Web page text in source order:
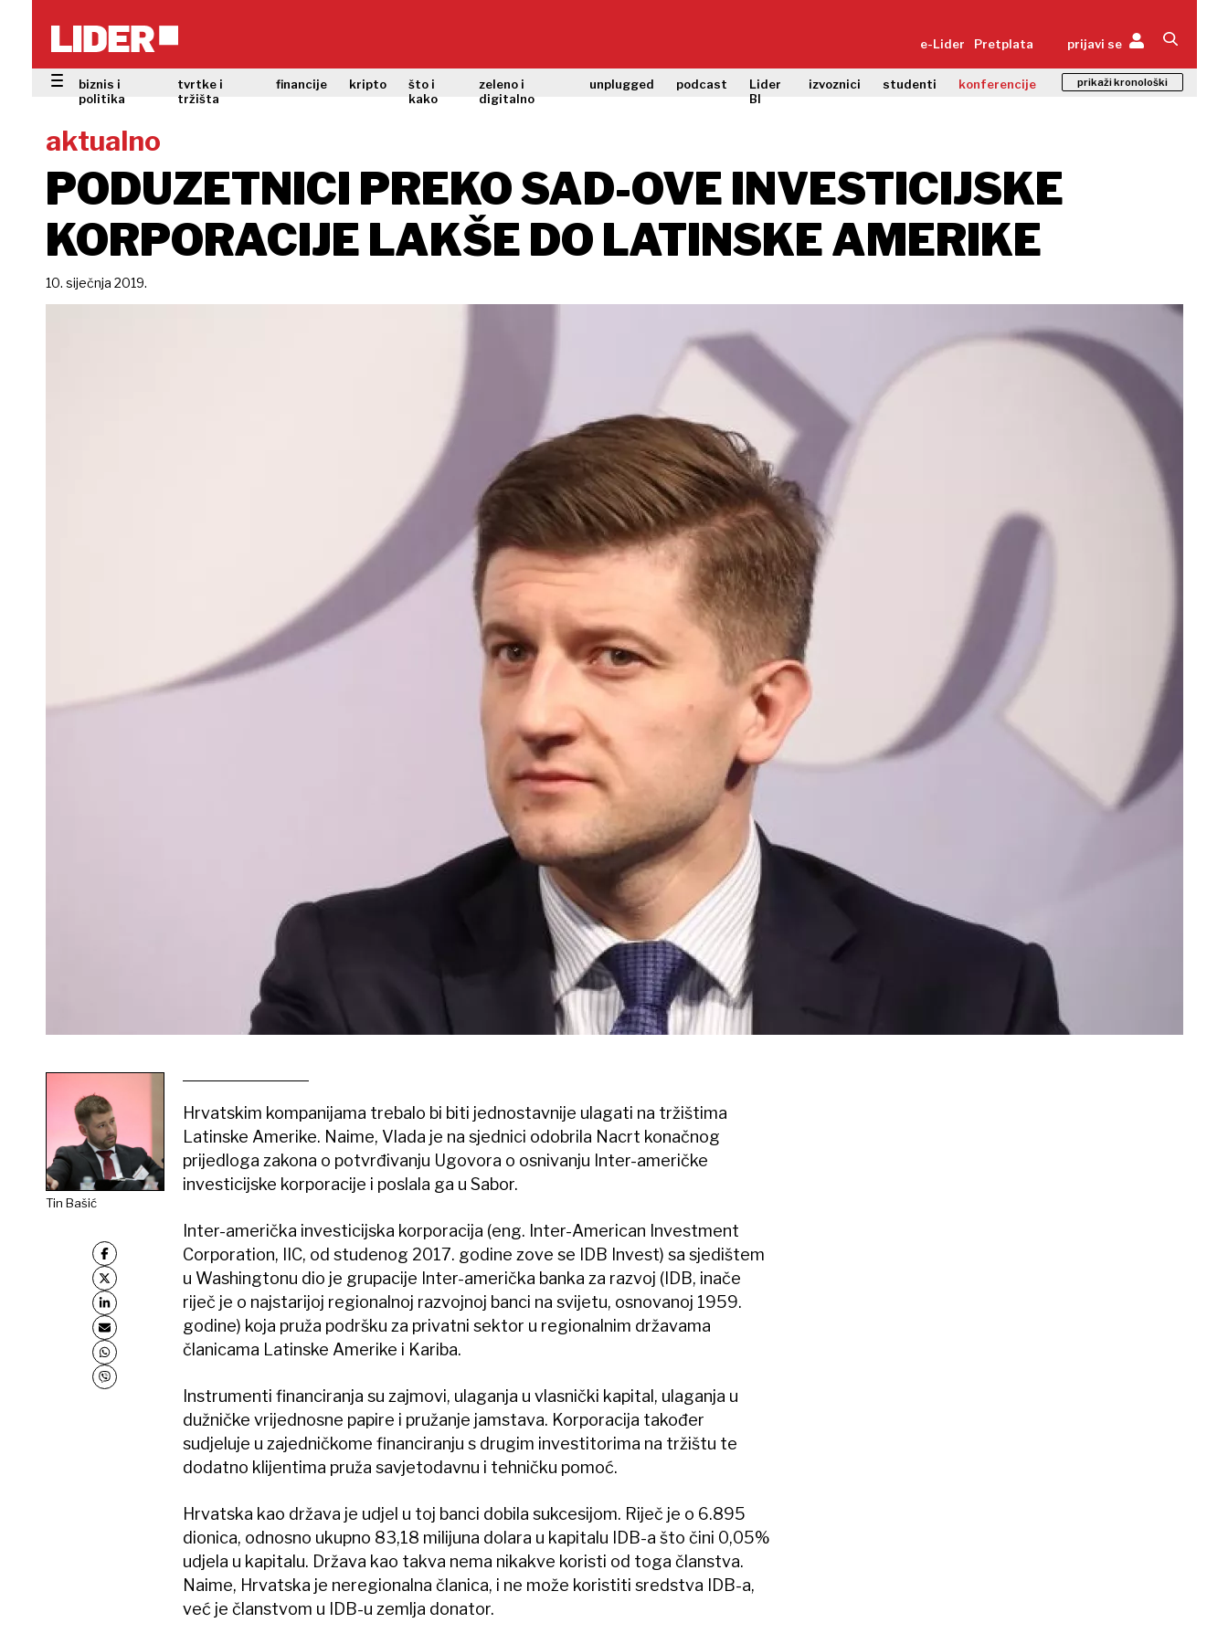
e-Lider Pretplata prijavi se
biznis i
politika
tvrtke i
tržišta
financije kripto
što i
kako
zeleno i
digitalno
unplugged podcast
Lider
BI
izvoznici studenti konferencije prikaži kronološki
aktualno
PODUZETNICI PREKO SAD-OVE INVESTICIJSKE
KORPORACIJE LAKŠE DO LATINSKE AMERIKE
10. siječnja 2019.
Tin Bašić
Hrvatskim kompanijama trebalo bi biti jednostavnije ulagati na tržištima
Latinske Amerike. Naime, Vlada je na sjednici odobrila Nacrt konačnog
prijedloga zakona o potvrđivanju Ugovora o osnivanju Inter-američke
investicijske korporacije i poslala ga u Sabor.
Inter-američka investicijska korporacija (eng. Inter-American Investment
Corporation, IIC, od studenog 2017. godine zove se IDB Invest) sa sjedištem
u Washingtonu dio je grupacije Inter-američka banka za razvoj (IDB, inače
riječ je o najstarijoj regionalnoj razvojnoj banci na svijetu, osnovanoj 1959.
godine) koja pruža podršku za privatni sektor u regionalnim državama
članicama Latinske Amerike i Kariba.
Instrumenti financiranja su zajmovi, ulaganja u vlasnički kapital, ulaganja u
dužničke vrijednosne papire i pružanje jamstava. Korporacija također
sudjeluje u zajedničkome financiranju s drugim investitorima na tržištu te
dodatno klijentima pruža savjetodavnu i tehničku pomoć.
Hrvatska kao država je udjel u toj banci dobila sukcesijom. Riječ je o 6.895
dionica, odnosno ukupno 83,18 milijuna dolara u kapitalu IDB-a što čini 0,05%
udjela u kapitalu. Država kao takva nema nikakve koristi od toga članstva.
Naime, Hrvatska je neregionalna članica, i ne može koristiti sredstva IDB-a,
već je članstvom u IDB-u zemlja donator.